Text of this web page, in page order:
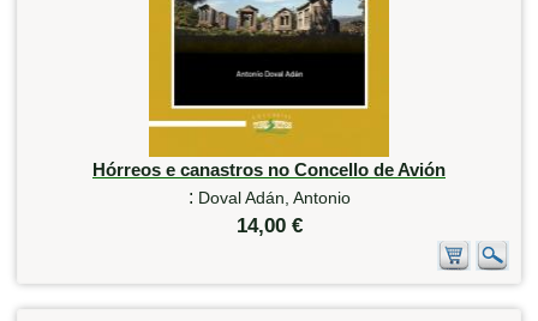
Hórreos e canastros no Concello de Avión
: Doval Adán, Antonio
14,00 €